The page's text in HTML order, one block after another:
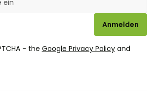
Anmelden
- the Google Privacy Policyand